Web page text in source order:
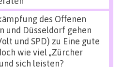
des Offenen
und Düsseldorf gehen
und SPD) zu Eine gute
wie viel „Zürcher
sich leisten?